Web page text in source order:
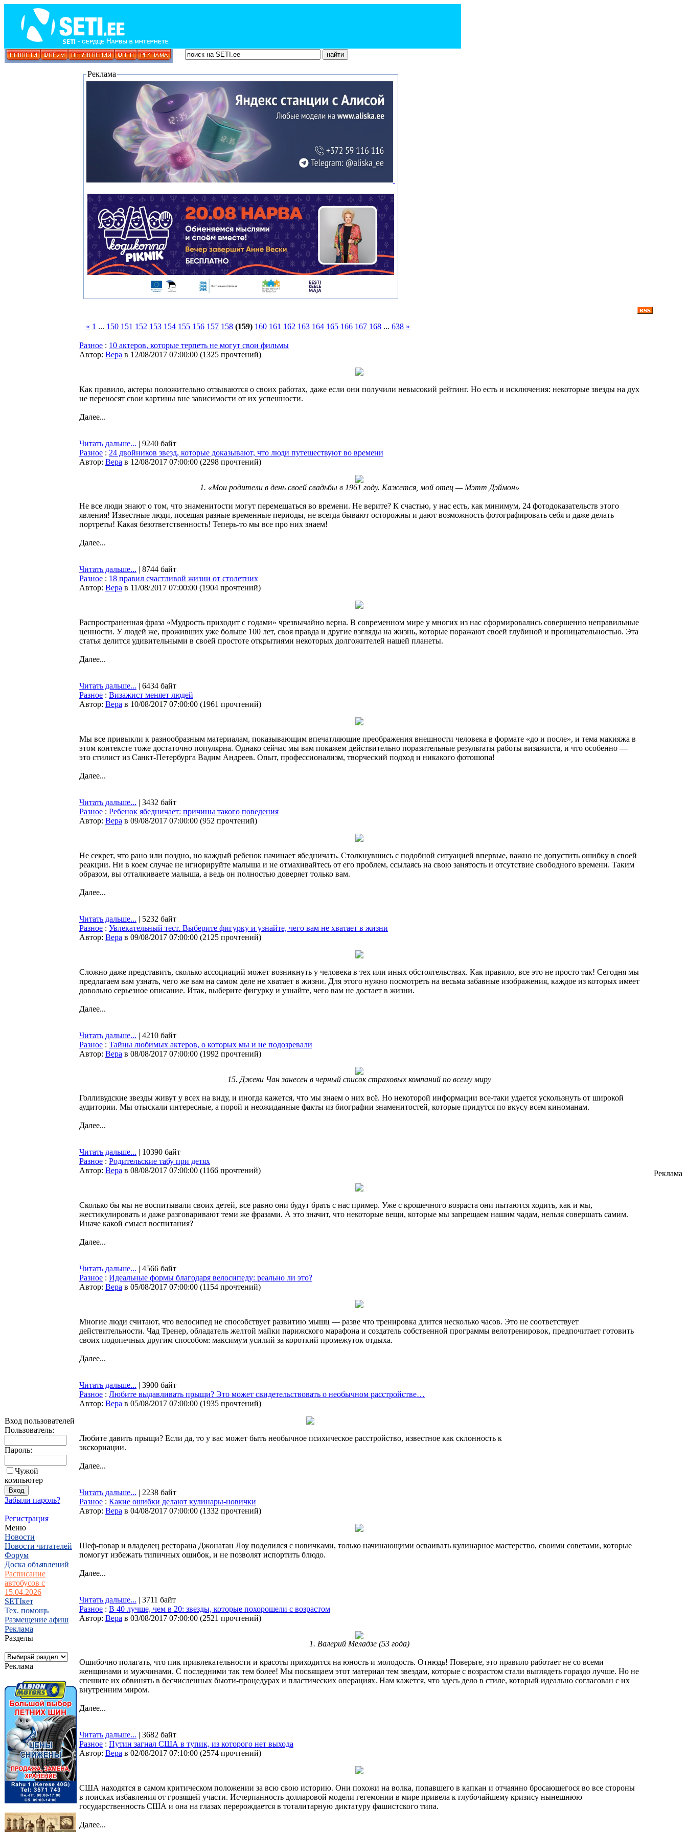
Вход пользователей
Пользователь:
Пароль:
Чужой
компьютер
Забыли пароль?
Регистрация
Меню
Новости
Новости читателей
Форум
Доска объявлений
Расписание
автобусов с
15.04.2026
SETIкет
Тех. помощь
Размещение афиш
Реклама
Разделы
Реклама
Реклама
« 1 ... 150 151 152 153 154 155 156 157 158 (159) 160 161 162 163 164 165 166 167 168 ... 638 »
Разное : 10 актеров, которые терпеть не могут свои фильмы
Автор: Bepa в 12/08/2017 07:00:00 (1325 прочтений)
Как правило, актеры положительно отзываются о своих работах, даже если они получили невысокий рейтинг. Но есть и исключения: некоторые звезды на дух
не переносят свои картины вне зависимости от их успешности.
Далее...
Читать дальше... | 9240 байт
Разное : 24 двойников звезд, которые доказывают, что люди путешествуют во времени
Автор: Bepa в 12/08/2017 07:00:00 (2298 прочтений)
1. «Мои родители в день своей свадьбы в 1961 году. Кажется, мой отец — Мэтт Дэймон»
Не все люди знают о том, что знаменитости могут перемещаться во времени. Не верите? К счастью, у нас есть, как минимум, 24 фотодоказательств этого
явления! Известные люди, посещая разные временные периоды, не всегда бывают осторожны и дают возможность фотографировать себя и даже делать
портреты! Какая безответственность! Теперь-то мы все про них знаем!
Далее...
Читать дальше... | 8744 байт
Разное : 18 правил счастливой жизни от столетних
Автор: Bepa в 11/08/2017 07:00:00 (1904 прочтений)
Распространенная фраза «Мудрость приходит с годами» чрезвычайно верна. В современном мире у многих из нас сформировались совершенно неправильные
ценности. У людей же, проживших уже больше 100 лет, своя правда и другие взгляды на жизнь, которые поражают своей глубиной и проницательностью. Эта
статья делится удивительными в своей простоте открытиями некоторых долгожителей нашей планеты.
Далее...
Читать дальше... | 6434 байт
Разное : Визажист меняет людей
Автор: Bepa в 10/08/2017 07:00:00 (1961 прочтений)
Мы все привыкли к разнообразным материалам, показывающим впечатляющие преображения внешности человека в формате «до и после», и тема макияжа в
этом контексте тоже достаточно популярна. Однако сейчас мы вам покажем действительно поразительные результаты работы визажиста, и что особенно —
это стилист из Санкт-Петербурга Вадим Андреев. Опыт, профессионализм, творческий подход и никакого фотошопа!
Далее...
Читать дальше... | 3432 байт
Разное : Ребенок ябедничает: причины такого поведения
Автор: Bepa в 09/08/2017 07:00:00 (952 прочтений)
Не секрет, что рано или поздно, но каждый ребенок начинает ябедничать. Столкнувшись с подобной ситуацией впервые, важно не допустить ошибку в своей
реакции. Ни в коем случае не игнорируйте малыша и не отмахивайтесь от его проблем, ссылаясь на свою занятость и отсутствие свободного времени. Таким
образом, вы отталкиваете малыша, а ведь он полностью доверяет только вам.
Далее...
Читать дальше... | 5232 байт
Разное : Увлекательный тест. Выберите фигурку и узнайте, чего вам не хватает в жизни
Автор: Bepa в 09/08/2017 07:00:00 (2125 прочтений)
Сложно даже представить, сколько ассоциаций может возникнуть у человека в тех или иных обстоятельствах. Как правило, все это не просто так! Сегодня мы
предлагаем вам узнать, чего же вам на самом деле не хватает в жизни. Для этого нужно посмотреть на весьма забавные изображения, каждое из которых имеет
довольно серьезное описание. Итак, выберите фигурку и узнайте, чего вам не достает в жизни.
Далее...
Читать дальше... | 4210 байт
Разное : Тайны любимых актеров, о которых мы и не подозревали
Автор: Bepa в 08/08/2017 07:00:00 (1992 прочтений)
15. Джеки Чан занесен в черный список страховых компаний по всему миру
Голливудские звезды живут у всех на виду, и иногда кажется, что мы знаем о них всё. Но некоторой информации все-таки удается ускользнуть от широкой
аудитории. Мы отыскали интересные, а порой и неожиданные факты из биографии знаменитостей, которые придутся по вкусу всем киноманам.
Далее...
Читать дальше... | 10390 байт
Разное : Родительские табу при детях
Автор: Bepa в 08/08/2017 07:00:00 (1166 прочтений)
Сколько бы мы не воспитывали своих детей, все равно они будут брать с нас пример. Уже с крошечного возраста они пытаются ходить, как и мы,
жестикулировать и даже разговаривают теми же фразами. А это значит, что некоторые вещи, которые мы запрещаем нашим чадам, нельзя совершать самим.
Иначе какой смысл воспитания?
Далее...
Читать дальше... | 4566 байт
Разное : Идеальные формы благодаря велосипеду: реально ли это?
Автор: Bepa в 05/08/2017 07:00:00 (1154 прочтений)
Многие люди считают, что велосипед не способствует развитию мышц — разве что тренировка длится несколько часов. Это не соответствует
действительности. Чад Тренер, обладатель желтой майки парижского марафона и создатель собственной программы велотренировок, предпочитает готовить
своих подопечных другим способом: максимум усилий за короткий промежуток отдыха.
Далее...
Читать дальше... | 3900 байт
Разное : Любите выдавливать прыщи? Это может свидетельствовать о необычном расстройстве…
Автор: Bepa в 05/08/2017 07:00:00 (1935 прочтений)
Любите давить прыщи? Если да, то у вас может быть необычное психическое расстройство, известное как склонность к
экскориации.
Далее...
Читать дальше... | 2238 байт
Разное : Какие ошибки делают кулинары-новички
Автор: Bepa в 04/08/2017 07:00:00 (1332 прочтений)
Шеф-повар и владелец ресторана Джонатан Лоу поделился с новичками, только начинающими осваивать кулинарное мастерство, своими советами, которые
помогут избежать типичных ошибок, и не позволят испортить блюдо.
Далее...
Читать дальше... | 3711 байт
Разное : В 40 лучше, чем в 20: звезды, которые похорошели с возрастом
Автор: Bepa в 03/08/2017 07:00:00 (2521 прочтений)
1. Валерий Меладзе (53 года)
Ошибочно полагать, что пик привлекательности и красоты приходится на юность и молодость. Отнюдь! Поверьте, это правило работает не со всеми
женщинами и мужчинами. С последними так тем более! Мы посвящаем этот материал тем звездам, которые с возрастом стали выглядеть гораздо лучше. Но не
спешите их обвинять в бесчисленных бьюти-процедурах и пластических операциях. Нам кажется, что здесь дело в стиле, который идеально согласован с их
внутренним миром.
Далее...
Читать дальше... | 3682 байт
Разное : Путин загнал США в тупик, из которого нет выхода
Автор: Bepa в 02/08/2017 07:10:00 (2574 прочтений)
США находятся в самом критическом положении за всю свою историю. Они похожи на волка, попавшего в капкан и отчаянно бросающегося во все стороны
в поисках избавления от грозящей участи. Исчерпанность долларовой модели гегемонии в мире привела к глубочайшему кризису нынешнюю
государственность США и она на глазах перерождается в тоталитарную диктатуру фашистского типа.
Далее...
Реклама